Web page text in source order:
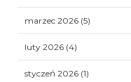
marzec 2026 (5)
luty 2026 (4)
styczeń 2026 (1)